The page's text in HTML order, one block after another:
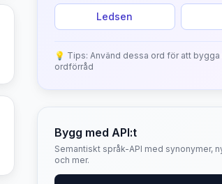
Ledsen
💡 Tips: Använd dessa ord för att
ordförråd
Bygg med API:t
Semantiskt språk-API med synonymer,
och mer.